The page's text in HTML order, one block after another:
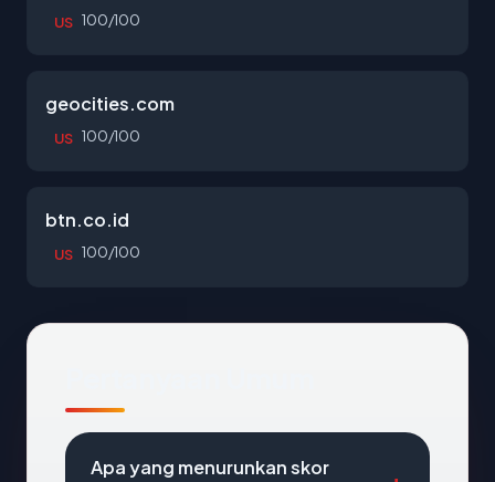
US 100/100
geocities.com
US 100/100
btn.co.id
US 100/100
Apa yang menurunkan skor